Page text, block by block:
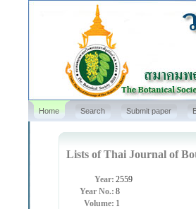
Home Search Submit paper
Lists of Thai Journal of
Year: 2559
Year No.: 8
Volume: 1